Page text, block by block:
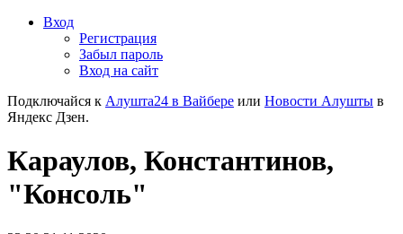
Вход
Регистрация
Забыл пароль
Вход на сайт
Подключайся к Алушта24 в Вайбере или Новости Алушты в
Яндекс Дзен.
Караулов, Константинов,
"Консоль"